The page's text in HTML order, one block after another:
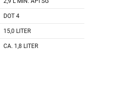
DOT 4
15,0 LITER
CA. 1,8 LITER